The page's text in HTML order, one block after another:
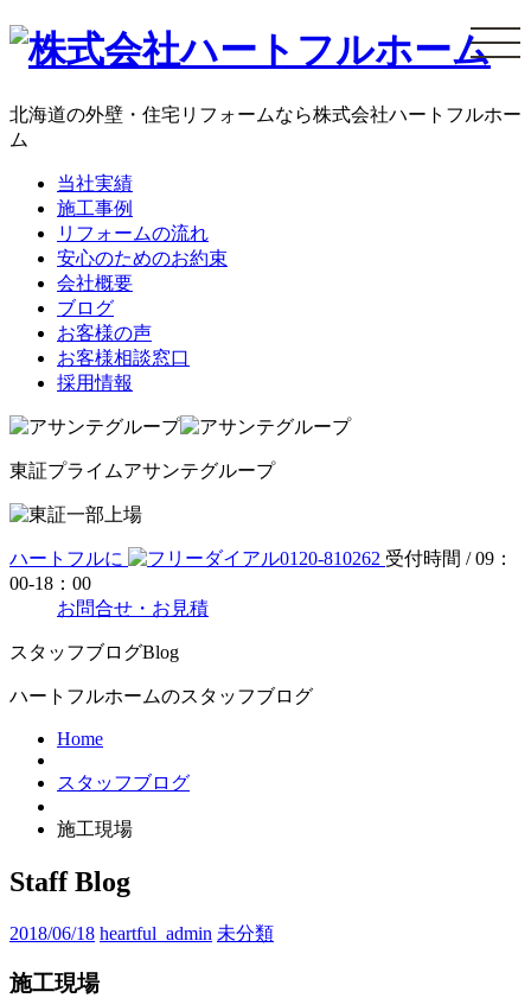
コ
ン
ツ
北海道の外壁・住宅リフォームなら株式会社ハートフルホー
ム
当社実績
施工事例
リフォームの流れ
安心のためのお約束
会社概要
ブログ
お客様の声
お客様相談窓口
採用情報
東証プライムアサンテグループ
ハートフルに 0120-810262 受付時間 / 09：
00-18：00
お問合せ・お見積
スタッフブログBlog
ハートフルホームのスタッフブログ
Home
スタッフブログ
施工現場
Staff Blog
2018/06/18 heartful_admin 未分類
施工現場